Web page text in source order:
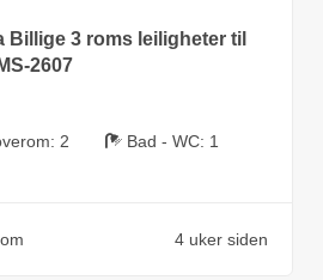
Billige 3 roms leiligheter til
2607
2 Bad - WC: 1
4 uker siden